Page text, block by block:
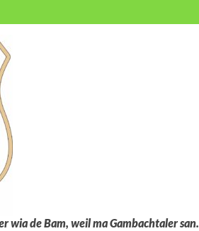
wia de Bam, weil ma Gambachtaler san.